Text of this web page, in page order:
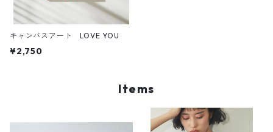
キャンバスアート LOVE YOU
¥2,750
Items